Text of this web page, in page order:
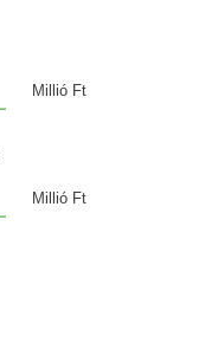
Millió Ft
Millió Ft